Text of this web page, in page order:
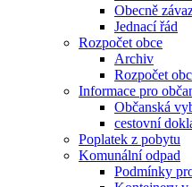
Obecně
Jednací řád
Rozpočet obce
Archiv
Rozpočet
Informace pro
Občanská
cestovní
Poplatek z pobytu
Komunální odpad
Podmínky